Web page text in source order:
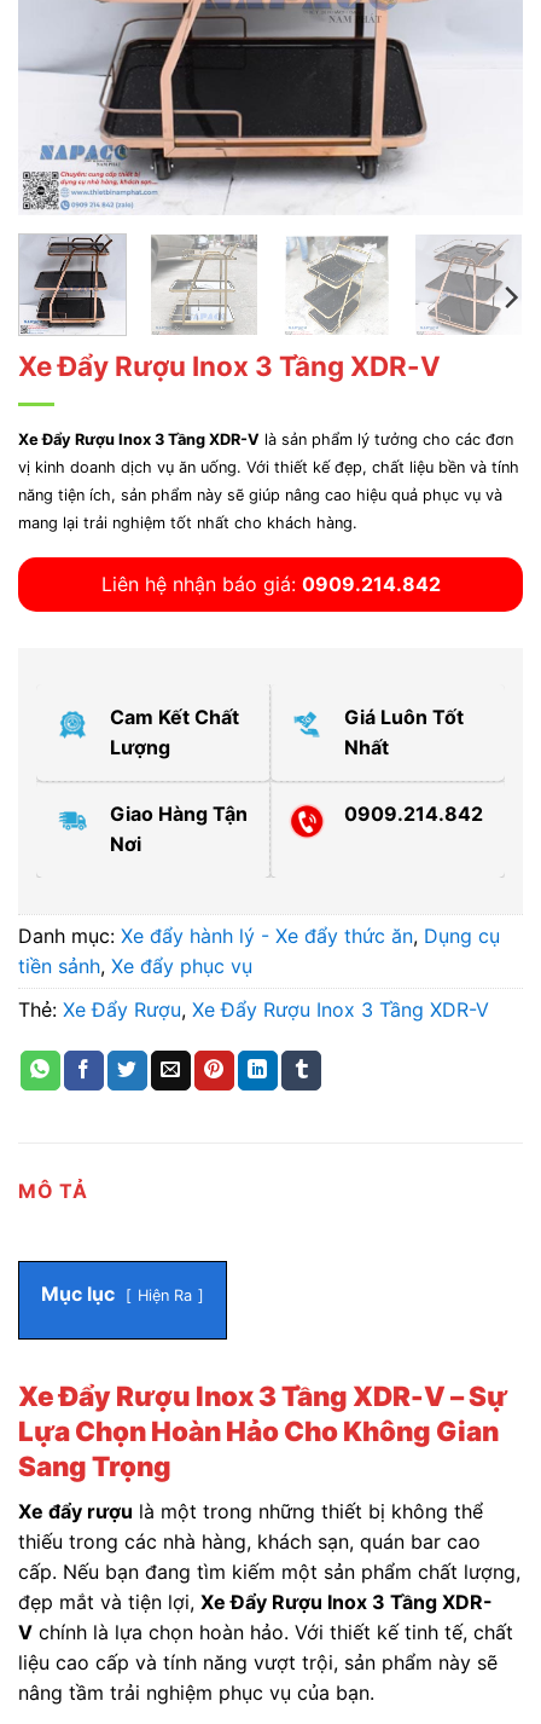
Xe Đẩy Rượu Inox 3 Tầng XDR-V
Xe Đẩy Rượu Inox 3 Tầng XDR-V là sản phẩm lý tưởng cho các đơn
vị kinh doanh dịch vụ ăn uống. Với thiết kế đẹp, chất liệu bền và tính
năng tiện ích, sản phẩm này sẽ giúp nâng cao hiệu quả phục vụ và
mang lại trải nghiệm tốt nhất cho khách hàng.
Liên hệ nhận báo giá: 0909.214.842
Cam Kết Chất
Lượng
Giá Luôn Tốt
Nhất
Giao Hàng Tận
Nơi
0909.214.842
Danh mục: Xe đẩy hành lý - Xe đẩy thức ăn, Dụng cụ
tiền sảnh, Xe đẩy phục vụ
Thẻ: Xe Đẩy Rượu, Xe Đẩy Rượu Inox 3 Tầng XDR-V
MÔ TẢ
Mục lục Hiện Ra
Xe Đẩy Rượu Inox 3 Tầng XDR-V – Sự
Lựa Chọn Hoàn Hảo Cho Không Gian
Sang Trọng
Xe đẩy rượu là một trong những thiết bị không thể
thiếu trong các nhà hàng, khách sạn, quán bar cao
cấp. Nếu bạn đang tìm kiếm một sản phẩm chất lượng,
đẹp mắt và tiện lợi, Xe Đẩy Rượu Inox 3 Tầng XDR-
V chính là lựa chọn hoàn hảo. Với thiết kế tinh tế, chất
liệu cao cấp và tính năng vượt trội, sản phẩm này sẽ
nâng tầm trải nghiệm phục vụ của bạn.